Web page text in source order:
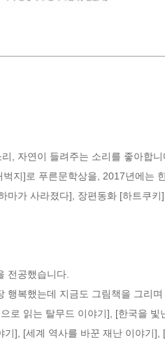
, 자연이 들려주는 소리를 좋아합
지]로 푸른문학상을, 2017년에는
마가 사라졌다], 장편동화 [하트쿠
전공했습니다.
행복했는데 지금도 그림책을 그리
로 읽는 탈무드 이야기], [한국을
기], [세계 역사를 바꾼 재난 이야기